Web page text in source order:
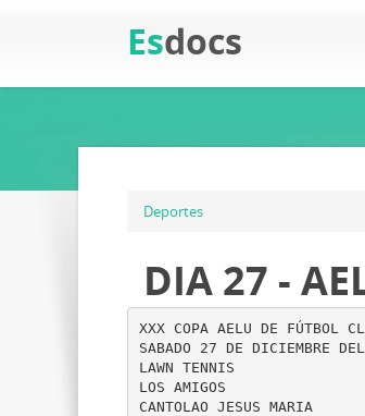
Esdocs
Deportes
DIA 27 -
XXX COPA AELU DE FÚTBOL
SABADO 27 DE DICIEMBRE
LAWN TENNIS
LOS AMIGOS
CANTOLAO JESUS MARIA